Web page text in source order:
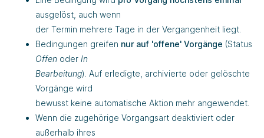
ausgelöst, auch wenn
der Termin mehrere Tage in der Vergangenheit liegt.
Bedingungen greifen nur auf 'offene' Vorgänge (Status
Offen oder In
Bearbeitung). Auf erledigte, archivierte oder gelöschte
Vorgänge wird
bewusst keine automatische Aktion mehr angewendet.
Wenn die zugehörige Vorgangsart deaktiviert oder
außerhalb ihres